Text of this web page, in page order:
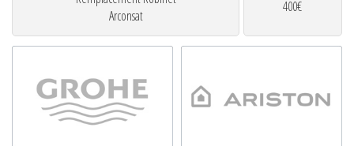
Arconsat
400€